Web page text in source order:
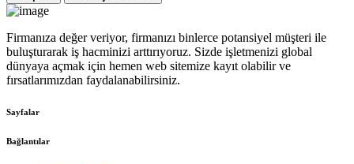
Firmanıza değer veriyor, firmanızı binlerce potansiyel müşteri ile
buluşturarak iş hacminizi arttırıyoruz. Sizde işletmenizi global
dünyaya açmak için hemen web sitemize kayıt olabilir ve
fırsatlarımızdan faydalanabilirsiniz.
Sayfalar
Bağlantılar